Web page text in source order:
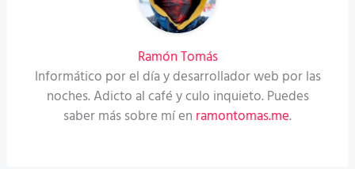
Ramón Tomás
Informático por el día y desarrollador web por las
noches. Adicto al café y culo inquieto. Puedes
saber más sobre mí en ramontomas.me.